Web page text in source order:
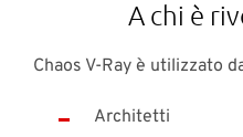
A chi è
Chaos V-Ray è utilizzato
Architetti